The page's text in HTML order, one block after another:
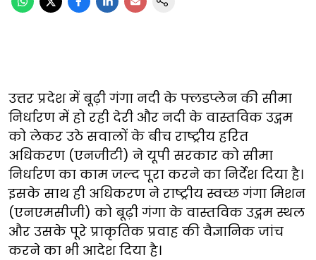
उत्तर प्रदेश में बूढ़ी गंगा नदी के फ्लडप्लेन की सीमा
निर्धारण में हो रही देरी और नदी के वास्तविक उद्गम
को लेकर उठे सवालों के बीच राष्ट्रीय हरित
अधिकरण (एनजीटी) ने यूपी सरकार को सीमा
निर्धारण का काम जल्द पूरा करने का निर्देश दिया है।
इसके साथ ही अधिकरण ने राष्ट्रीय स्वच्छ गंगा मिशन
(एनएमसीजी) को बूढ़ी गंगा के वास्तविक उद्गम स्थल
और उसके पूरे प्राकृतिक प्रवाह की वैज्ञानिक जांच
करने का भी आदेश दिया है।